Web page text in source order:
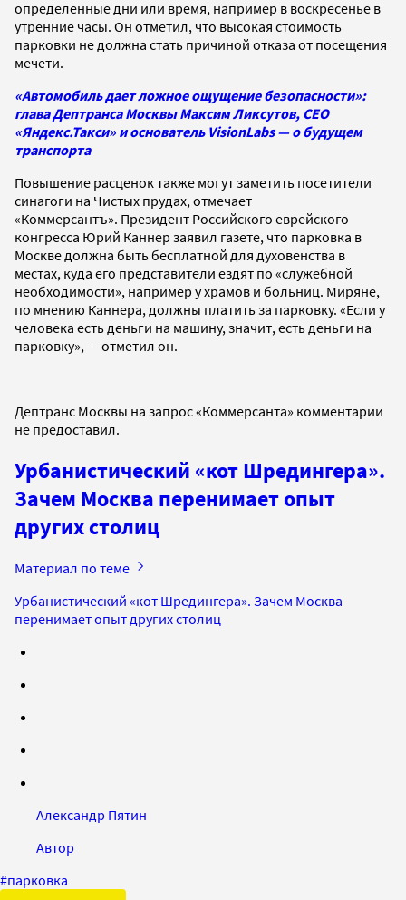
определенные дни или время, например в воскресенье в
утренние часы. Он отметил, что высокая стоимость
парковки не должна стать причиной отказа от посещения
мечети.
«Автомобиль дает ложное ощущение безопасности»:
глава Дептранса Москвы Максим Ликсутов, CEO
«Яндекс.Такси» и основатель VisionLabs — о будущем
транспорта
Повышение расценок также могут заметить посетители
синагоги на Чистых прудах, отмечает
«Коммерсантъ». Президент Российского еврейского
конгресса Юрий Каннер заявил газете, что парковка в
Москве должна быть бесплатной для духовенства в
местах, куда его представители ездят по «служебной
необходимости», например у храмов и больниц. Миряне,
по мнению Каннера, должны платить за парковку. «Если у
человека есть деньги на машину, значит, есть деньги на
парковку», — отметил он.
Дептранс Москвы на запрос «Коммерсанта» комментарии
не предоставил.
Урбанистический «кот Шредингера».
Зачем Москва перенимает опыт
других столиц
Материал по теме
Урбанистический «кот Шредингера». Зачем Москва
перенимает опыт других столиц
Александр Пятин
Автор
#парковка